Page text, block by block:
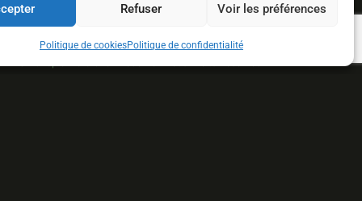
Refuser Voir les préférences
Politique de cookiesPolitique de confidentialité